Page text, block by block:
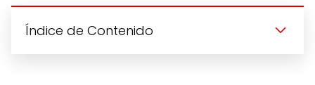
Índice de Contenido